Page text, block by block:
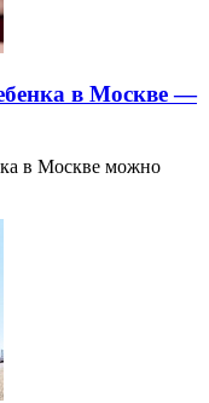
в Москве —
в Москве можно